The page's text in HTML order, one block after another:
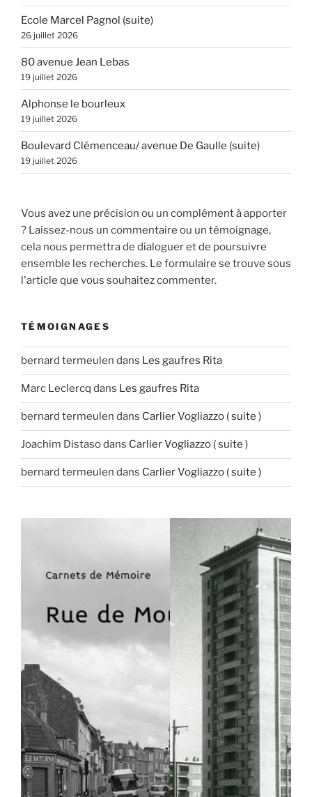
Ecole Marcel Pagnol (suite)
26 juillet 2026
80 avenue Jean Lebas
19 juillet 2026
Alphonse le bourleux
19 juillet 2026
Boulevard Clémenceau/ avenue De Gaulle (suite)
19 juillet 2026
Vous avez une précision ou un complément à apporter
? Laissez-nous un commentaire ou un témoignage,
cela nous permettra de dialoguer et de poursuivre
ensemble les recherches. Le formulaire se trouve sous
l'article que vous souhaitez commenter.
TÉMOIGNAGES
bernard termeulen dans Les gaufres Rita
Marc Leclercq dans Les gaufres Rita
bernard termeulen dans Carlier Vogliazzo ( suite )
Joachim Distasodans Carlier Vogliazzo ( suite )
bernard termeulen dans Carlier Vogliazzo ( suite )